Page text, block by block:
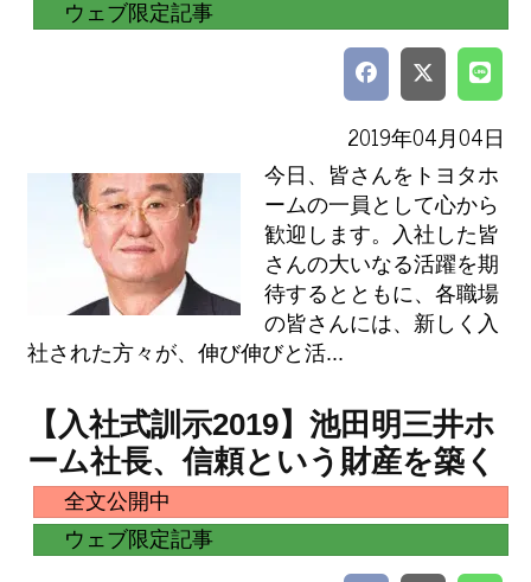
ウェブ限定記事
2019年04月04日
今日、皆さんをトヨタホ
ームの一員として心から
歓迎します。入社した皆
さんの大いなる活躍を期
待するとともに、各職場
の皆さんには、新しく入
社された方々が、伸び伸びと活...
【入社式訓示2019】池田明三井ホ
ーム社長、信頼という財産を築く
全文公開中
ウェブ限定記事